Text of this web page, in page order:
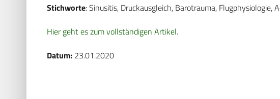
Stichworte: Sinusitis, Druckausgleich, Barotrauma, Flugphysiologie,
Hier geht es zum vollständigen Artikel.
Datum: 23.01.2020